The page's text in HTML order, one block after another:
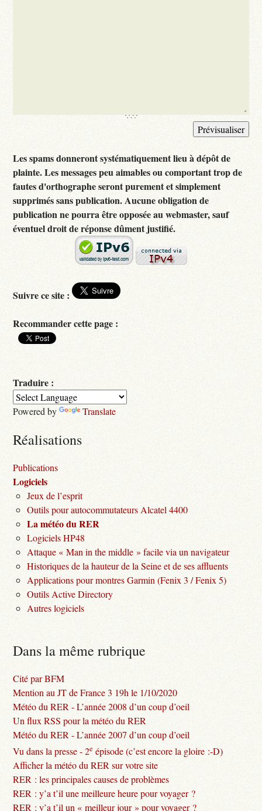
Les spams donneront systématiquement lieu à dépôt de
plainte. Les messages peu aimables ou comportant trop de
fautes d'orthographe seront purement et simplement
supprimés sans publication. Aucune obligation de
publication ne pourra être opposée au webmaster, sauf
éventuel droit de réponse dûment justifié.
Suivre ce site :
Recommander cette page :
Traduire :
Powered by Translate
Réalisations
Publications
Logiciels
Jeux de l’esprit
Outils pour autocommutateurs Alcatel 4400
La météo du RER
Logiciels HP48
Attaque « Man in the middle » facile via un navigateur
Historiques de la hauteur de la Seine et de ses affluents
Applications pour montres Garmin (Fenix 3 / Fenix 5)
Outils Active Directory
Autres logiciels
Dans la même rubrique
Cité par BFM
Mention au JT de France 3 19h le 1/10/2020
Météo du RER - L’année 2008 d’un coup d’oeil
Un flux RSS pour la météo du RER
Météo du RER - L’année 2007 d’un coup d’oeil
Vu dans la presse - 2e épisode (c’est encore la gloire :-D)
Afficher la météo du RER sur votre site
RER : les principales causes de problèmes
RER : y’a t’il une meilleure heure pour voyager ?
RER : y’a t’il un « meilleur jour » pour voyager ?